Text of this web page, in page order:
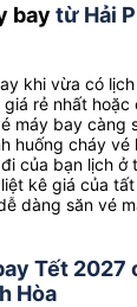
bay từ Hải
khi vừa có
rẻ nhất hoặc
máy bay càng
huống cháy vé
của bạn lịch ở
kê giá của
dàng săn vé
Tết 2027
Hòa